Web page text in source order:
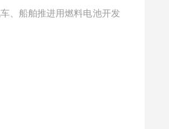
、船舶推进用燃料电池开发